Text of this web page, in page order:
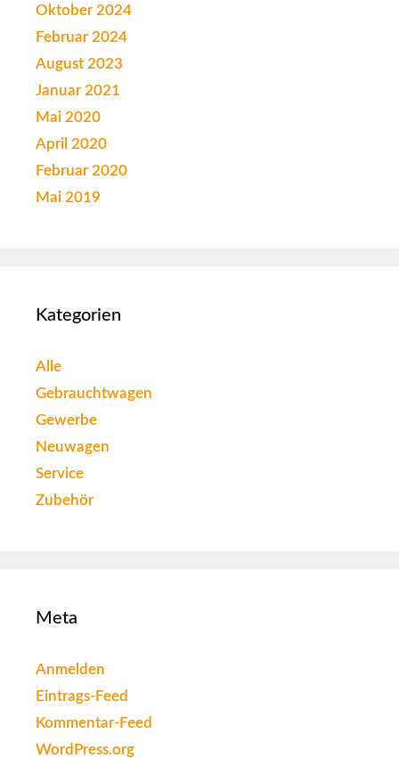
Oktober 2024
Februar 2024
August 2023
Januar 2021
Mai 2020
April 2020
Februar 2020
Mai 2019
Kategorien
Alle
Gebrauchtwagen
Gewerbe
Neuwagen
Service
Zubehör
Meta
Anmelden
Eintrags-Feed
Kommentar-Feed
WordPress.org